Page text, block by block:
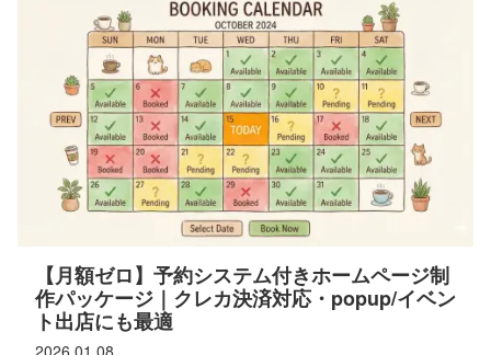
2026.01.08
【月額ゼロ】予約システム付きホームページ制
作パッケージ｜クレカ決済対応・popup/イベン
ト出店にも最適